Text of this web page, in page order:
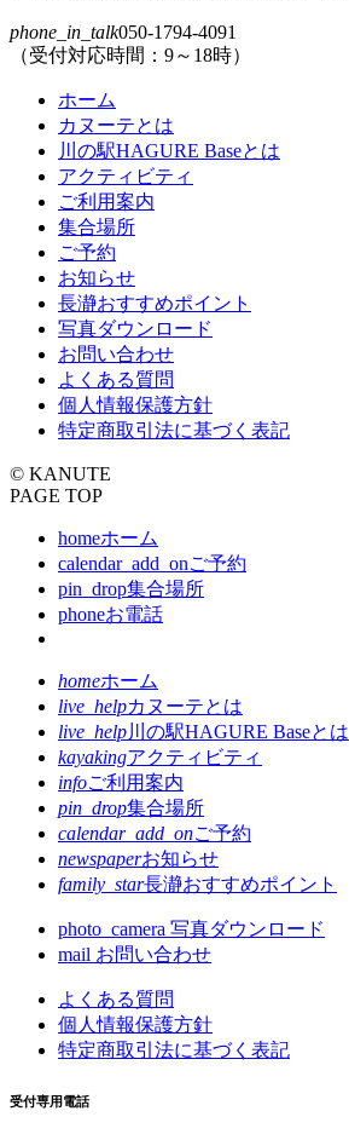
phone_in_talk050-1794-4091
（受付対応時間：9～18時）
ホーム
カヌーテとは
川の駅HAGURE Baseとは
アクティビティ
ご利用案内
集合場所
ご予約
お知らせ
長瀞おすすめポイント
写真ダウンロード
お問い合わせ
よくある質問
個人情報保護方針
特定商取引法に基づく表記
© KANUTE
PAGE TOP
homeホーム
calendar_add_onご予約
pin_drop集合場所
phoneお電話
homeホーム
live_helpカヌーテとは
live_help川の駅HAGURE Baseとは
kayakingアクティビティ
infoご利用案内
pin_drop集合場所
calendar_add_onご予約
newspaperお知らせ
family_star長瀞おすすめポイント
photo_camera 写真ダウンロード
mail お問い合わせ
よくある質問
個人情報保護方針
特定商取引法に基づく表記
受付専用電話